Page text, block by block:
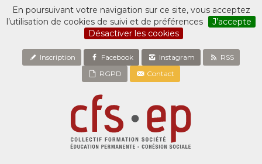
En poursuivant votre navigation sur ce site, vous acceptez
l’utilisation de cookies de suivi et de préférences
J’accepte
Désactiver les cookies
Inscription Facebook Instagram
RSS
RGPD
Contact